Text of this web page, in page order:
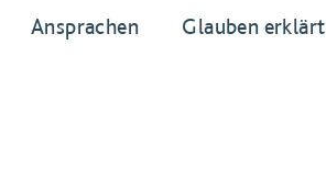
Ansprachen Glauben erklärt